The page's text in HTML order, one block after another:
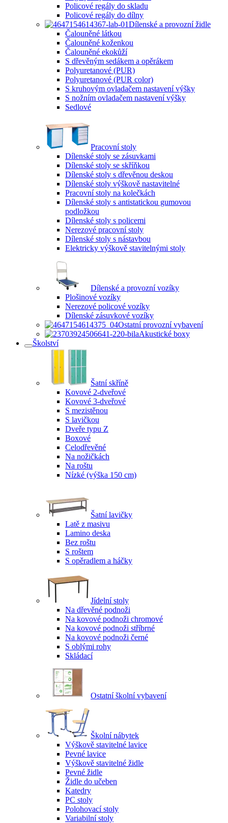
Policové regály do skladu
Policové regály do dílny
Dílenské a provozní židle
Čalouněné látkou
Čalouněné koženkou
Čalouněné ekokůží
S dřevěným sedákem a opěrákem
Polyuretanové (PUR)
Polyuretanové (PUR color)
S kruhovým ovladačem nastavení výšky
S nožním ovladačem nastavení výšky
Sedlové
Pracovní stoly
Dílenské stoly se zásuvkami
Dílenské stoly se skříňkou
Dílenské stoly s dřevěnou deskou
Dílenské stoly výškově nastavitelné
Pracovní stoly na kolečkách
Dílenské stoly s antistatickou gumovou
podložkou
Dílenské stoly s policemi
Nerezové pracovní stoly
Dílenské stoly s nástavbou
Elektricky výškově stavitelnými stoly
Dílenské a provozní vozíky
Plošinové vozíky
Nerezové policové vozíky
Dílenské zásuvkové vozíky
Ostatní provozní vybavení
Akustické boxy
Školství
Šatní skříně
Kovové 2-dveřové
Kovové 3-dveřové
S mezistěnou
S lavičkou
Dveře typu Z
Boxové
Celodřevěné
Na nožičkách
Na roštu
Nízké (výška 150 cm)
Šatní lavičky
Latě z masivu
Lamino deska
Bez roštu
S roštem
S opěradlem a háčky
Jídelní stoly
Na dřevěné podnoži
Na kovové podnoži chromové
Na kovové podnoži stříbrné
Na kovové podnoži černé
S oblými rohy
Skládací
Ostatní školní vybavení
Školní nábytek
Výškově stavitelné lavice
Pevné lavice
Výškově stavitelné židle
Pevné židle
Židle do učeben
Katedry
PC stoly
Polohovací stoly
Variabilní stoly